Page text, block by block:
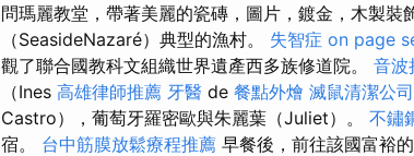
問瑪麗教堂，帶著美麗的瓷磚，圖片，鍍金，木製
（SeasideNazaré）典型的漁村。 失智症 on page
觀了聯合國教科文組織世界遺產西多族修道院。 音波
（Ines 高雄律師推薦 牙醫 de 餐點外燴 滅鼠清潔公司
Castro），葡萄牙羅密歐與朱麗葉（Juliet）。 不鏽
宿。 台中筋膜放鬆療程推薦 早餐後，前往該國富裕